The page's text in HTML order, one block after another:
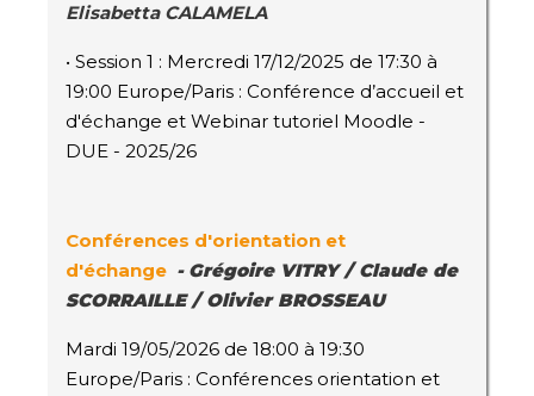
Elisabetta CALAMELA
• Session 1 : Mercredi 17/12/2025 de 17:30 à
19:00 Europe/Paris : Conférence d’accueil et
d'échange et Webinar tutoriel Moodle -
DUE - 2025/26
Conférences d'orientation et
d'échange - Grégoire VITRY / Claude de
SCORRAILLE / Olivier BROSSEAU
Mardi 19/05/2026 de 18:00 à 19:30
Europe/Paris : Conférences orientation et